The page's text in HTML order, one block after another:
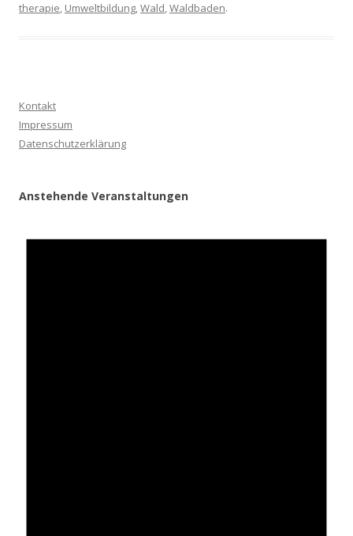
therapie, Umweltbildung,Wald,Waldbaden.
Kontakt
Impressum
Datenschutzerklärung
Anstehende Veranstaltungen